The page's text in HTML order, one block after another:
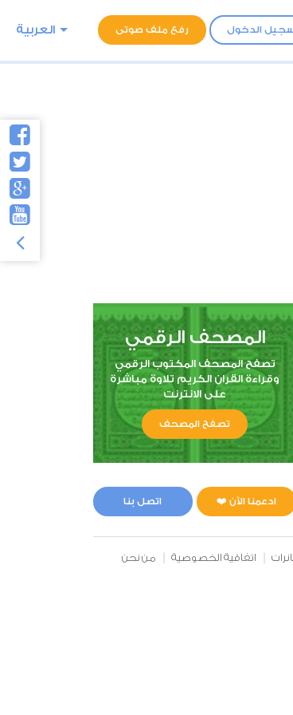
الدخول رفع ملف صوتى العربية
المصحف الرقمي
تصفح المصحف المكتوب الرقمي
وقراءة القران الكريم تلاوة مباشرة
على الانترنت
تصفح المصحف
ادعمنا الآن ❤️ اتصل بنا
اتفاقية الخصوصية من نحن